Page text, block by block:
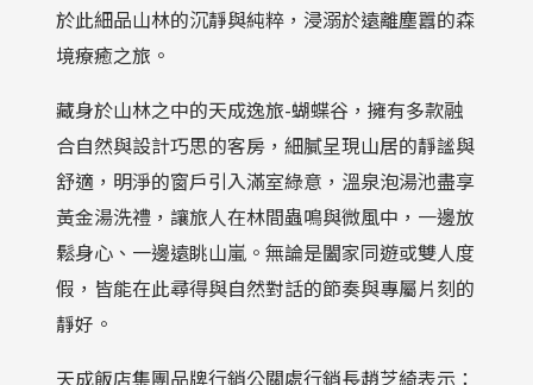
於此細品山林的沉靜與純粹，浸溺於遠離塵囂的森
境療癒之旅。
藏身於山林之中的天成逸旅-蝴蝶谷，擁有多款融
合自然與設計巧思的客房，細膩呈現山居的靜謐與
舒適，明淨的窗戶引入滿室綠意，溫泉泡湯池盡享
黃金湯洗禮，讓旅人在林間蟲鳴與微風中，一邊放
鬆身心、一邊遠眺山嵐。無論是闔家同遊或雙人度
假，皆能在此尋得與自然對話的節奏與專屬片刻的
靜好。
天成飯店集團品牌行銷公關處行銷長趙芝綺表示：